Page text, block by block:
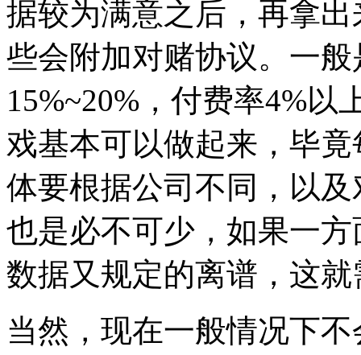
据较为满意之后，再拿
些会附加对赌协议。一
15%~20%，付费率4%
戏基本可以做起来，毕
体要根据公司不同，以
也是必不可少，如果一
数据又规定的离谱，这
当然，现在一般情况下